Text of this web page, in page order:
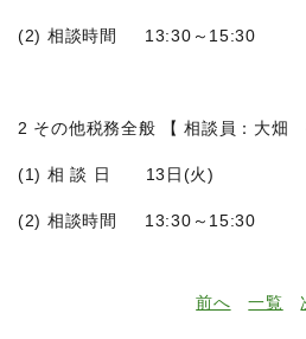
(2) 相談時間 13:30～15:30
2 その他税務全般 【 相談員：大畑
(1) 相 談 日 13日(火)
(2) 相談時間 13:30～15:30
前へ 一覧